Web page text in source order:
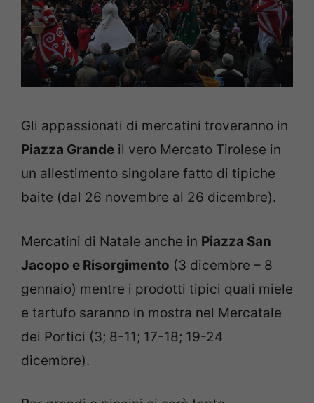
Gli appassionati di mercatini troveranno in
Piazza Grande il vero Mercato Tirolese in
un allestimento singolare fatto di tipiche
baite (dal 26 novembre al 26 dicembre).
Mercatini di Natale anche in Piazza San
Jacopo e Risorgimento (3 dicembre – 8
gennaio) mentre i prodotti tipici quali miele
e tartufo saranno in mostra nel Mercatale
dei Portici (3; 8-11; 17-18; 19-24
dicembre).